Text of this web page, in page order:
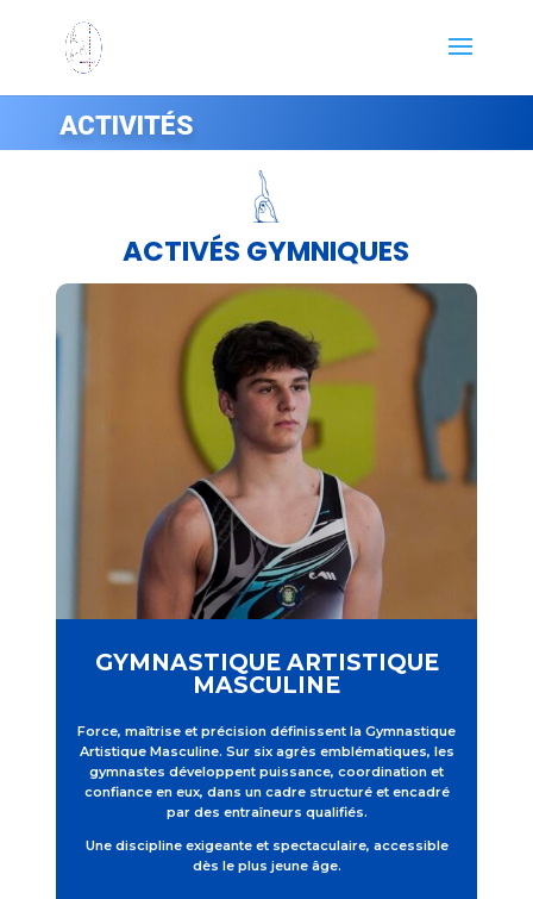
ACTIVITÉS
ACTIVÉS GYMNIQUES
GYMNASTIQUE ARTISTIQUE
MASCULINE
Force, maîtrise et précision définissent la Gymnastique
Artistique Masculine. Sur six agrès emblématiques, les
gymnastes développent puissance, coordination et
confiance en eux, dans un cadre structuré et encadré
par des entraîneurs qualifiés.
Une discipline exigeante et spectaculaire, accessible
dès le plus jeune âge.